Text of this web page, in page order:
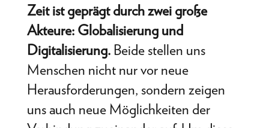
Zeit ist geprägt durch zwei große
Akteure: Globalisierung und
Digitalisierung.Beide stellen uns
Menschen nicht nur vor neue
Herausforderungen, sondern zeigen
uns auch neue Möglichkeiten der